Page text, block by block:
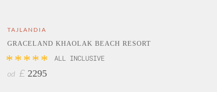
TAJLANDIA
GRACELAND KHAOLAK BEACH RESORT
***** ALL INCLUSIVE
od £ 2295